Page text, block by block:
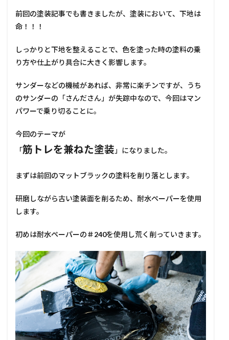
前回の塗装記事でも書きましたが、塗装において、下地は
命！！！
しっかりと下地を整えることで、色を塗った時の塗料の乗
り方や仕上がり具合に大きく影響します。
サンダーなどの機械があれば、非常に楽チンですが、うち
のサンダーの「さんださん」が失踪中なので、今回はマン
パワーで乗り切ることに。
今回のテーマが
「筋トレを兼ねた塗装 」になりました。
まずは前回のマットブラックの塗料を削り落とします。
研磨しながら古い塗装面を削るため、耐水ペーパーを使用
します。
初めは耐水ペーパーの＃240を使用し荒く削っていきます。